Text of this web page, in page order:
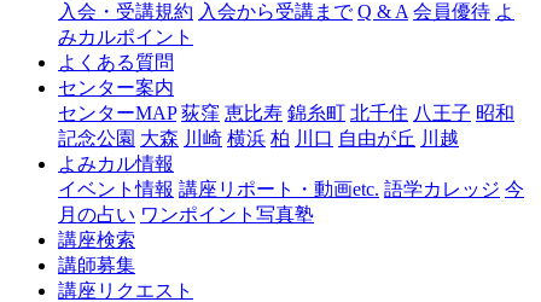
入会・受講規約 入会から受講まで Q & A 会員優待 よ
みカルポイント
よくある質問
センター案内
センターMAP 荻窪 恵比寿 錦糸町 北千住 八王子 昭和
記念公園 大森 川崎 横浜 柏 川口 自由が丘 川越
よみカル情報
イベント情報 講座リポート・動画etc. 語学カレッジ 今
月の占い ワンポイント写真塾
講座検索
講師募集
講座リクエスト